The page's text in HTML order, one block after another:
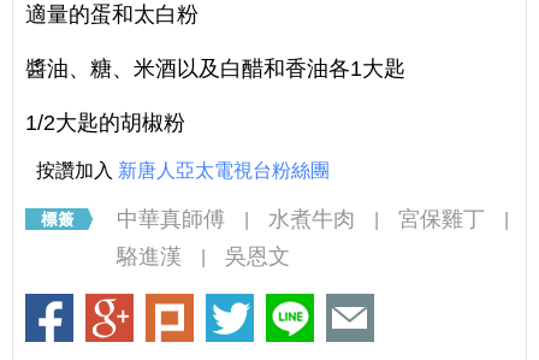
適量的蛋和太白粉
醬油、糖、米酒以及白醋和香油各1大匙
1/2大匙的胡椒粉
按讚加入 新唐人亞太電視台粉絲團
中華真師傅 水煮牛肉 宮保雞丁
駱進漢 吳恩文